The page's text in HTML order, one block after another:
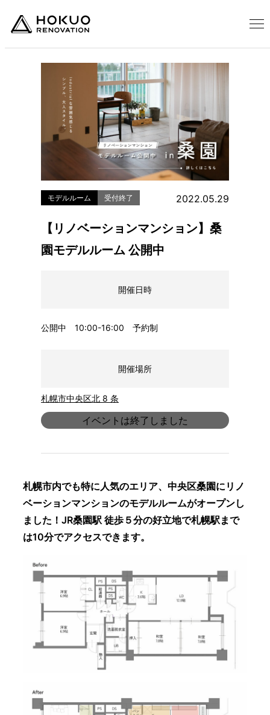
モデルルーム 受付終了 2022.05.29
【リノベーションマンション】桑
園モデルルーム 公開中
開催日時
公開中 10:00-16:00 予約制
開催場所
札幌市中央区北 8 条
イベントは終了しました
札幌市内でも特に人気のエリア、中央区桑園にリノ
ベーションマンションのモデルルームがオープンし
ました！JR桑園駅 徒歩５分の好立地で札幌駅まで
は10分でアクセスできます。